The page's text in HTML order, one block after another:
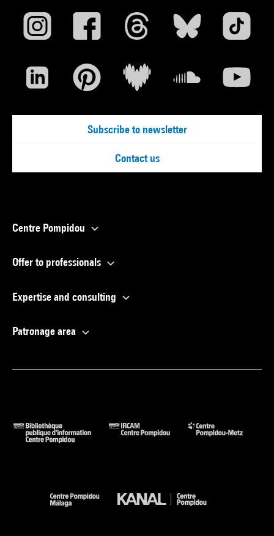
Subscribe to newsletter
Contact us
Centre Pompidou
Offer to professionals
Expertise and consulting
Patronage area